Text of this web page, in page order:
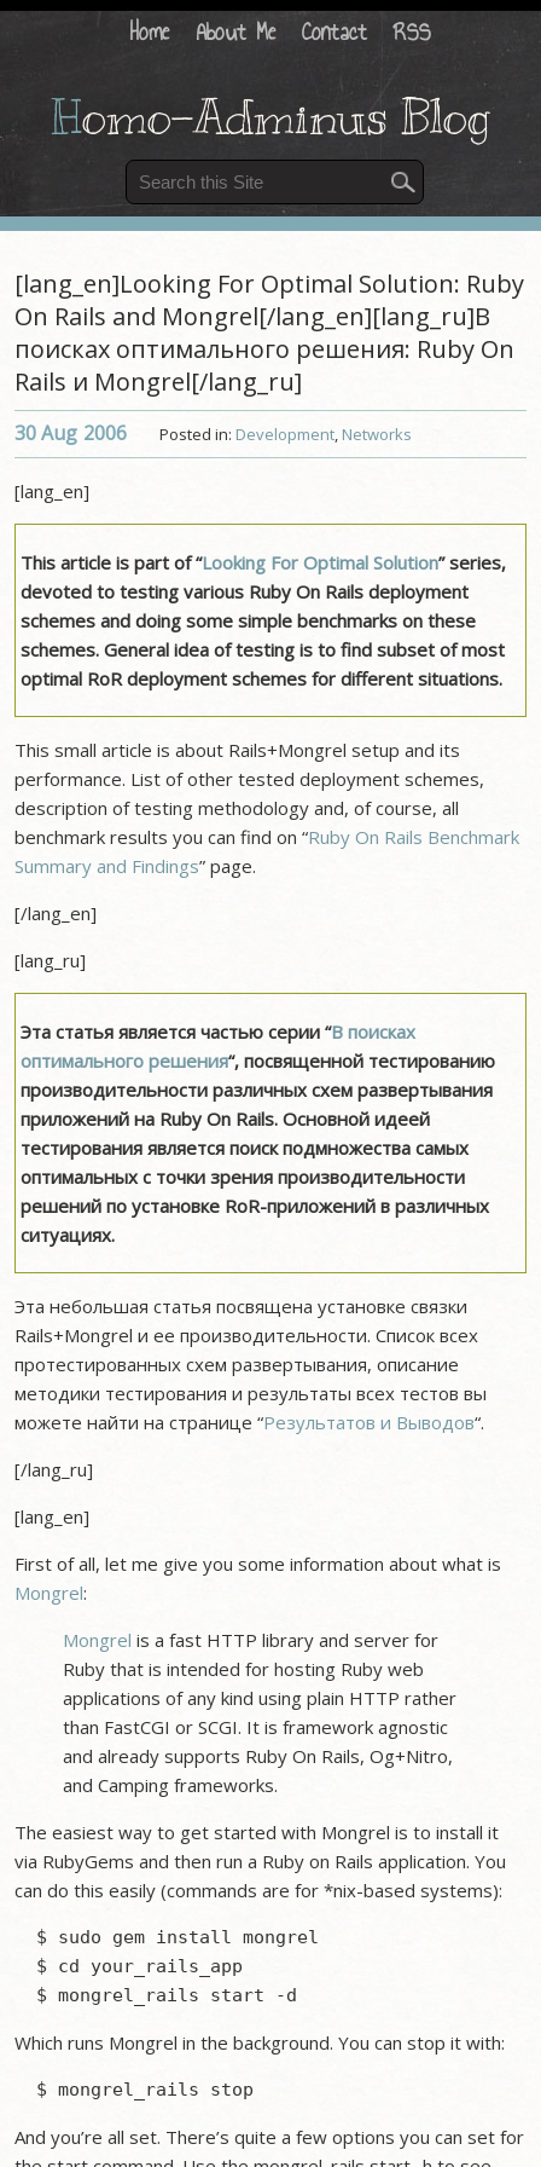
Home About Me Contact RSS
Homo-Adminus Blog
[lang_en]Looking For Optimal Solution: Ruby
On Rails and Mongrel[/lang_en][lang_ru]В
поисках оптимального решения: Ruby On
Rails и Mongrel[/lang_ru]
Posted in: Development, Networks
30 Aug 2006
[lang_en]
This article is part of “Looking For Optimal Solution” series,
devoted to testing various Ruby On Rails deployment
schemes and doing some simple benchmarks on these
schemes. General idea of testing is to find subset of most
optimal RoR deployment schemes for different situations.
This small article is about Rails+Mongrel setup and its
performance. List of other tested deployment schemes,
description of testing methodology and, of course, all
benchmark results you can find on “Ruby On Rails Benchmark
Summary and Findings” page.
[/lang_en]
[lang_ru]
Эта статья является частью серии “В поисках
оптимального решения“, посвященной тестированию
производительности различных схем развертывания
приложений на Ruby On Rails. Основной идеей
тестирования является поиск подмножества самых
оптимальных с точки зрения производительности
решений по установке RoR-приложений в различных
ситуациях.
Эта небольшая статья посвящена установке связки
Rails+Mongrel и ее производительности. Список всех
протестированных схем развертывания, описание
методики тестирования и результаты всех тестов вы
можете найти на странице “Результатов и Выводов“.
[/lang_ru]
[lang_en]
First of all, let me give you some information about what is
Mongrel:
Mongrel is a fast HTTP library and server for
Ruby that is intended for hosting Ruby web
applications of any kind using plain HTTP rather
than FastCGI or SCGI. It is framework agnostic
and already supports Ruby On Rails, Og+Nitro,
and Camping frameworks.
The easiest way to get started with Mongrel is to install it
via RubyGems and then run a Ruby on Rails application. You
can do this easily (commands are for *nix-based systems):
  $ sudo gem install mongrel
  $ cd your_rails_app
Which runs Mongrel in the background. You can stop it with:
And you’re all set. There’s quite a few options you can set for